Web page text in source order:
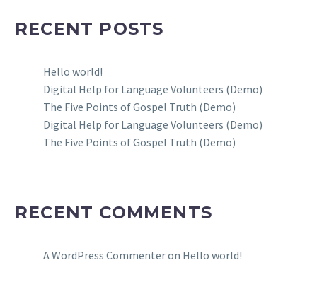
RECENT POSTS
Hello world!
Digital Help for Language Volunteers (Demo)
The Five Points of Gospel Truth (Demo)
Digital Help for Language Volunteers (Demo)
The Five Points of Gospel Truth (Demo)
RECENT COMMENTS
A WordPress Commenteron Hello world!